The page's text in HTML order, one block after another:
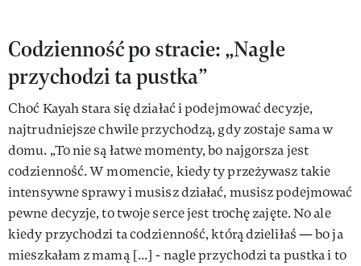
Codzienność po stracie: „Nagle
przychodzi ta pustka”
Choć Kayah stara się działać i podejmować decyzje,
najtrudniejsze chwile przychodzą, gdy zostaje sama w
domu. „To nie są łatwe momenty, bo najgorsza jest
codzienność. W momencie, kiedy ty przeżywasz takie
intensywne sprawy i musisz działać, musisz podejmować
pewne decyzje, to twoje serce jest trochę zajęte. No ale
kiedy przychodzi ta codzienność, którą dzieliłaś — bo ja
mieszkałam z mamą [...] - nagle przychodzi ta pustka i to